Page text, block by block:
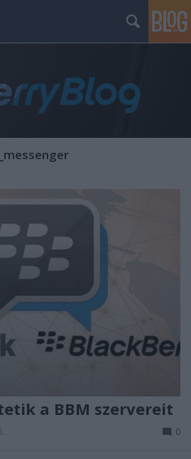
a BBM szervereit
0